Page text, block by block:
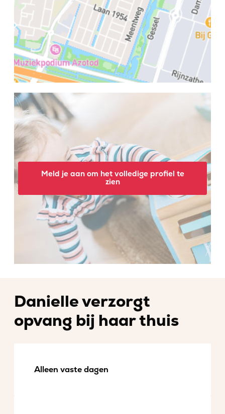
Meld je aan om het volledige profiel te
zien
Danielle verzorgt
opvang bij haar thuis
Alleen vaste dagen